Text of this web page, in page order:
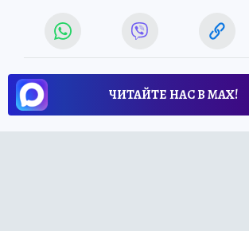
ЧИТАЙТЕ НАС В МАХ!